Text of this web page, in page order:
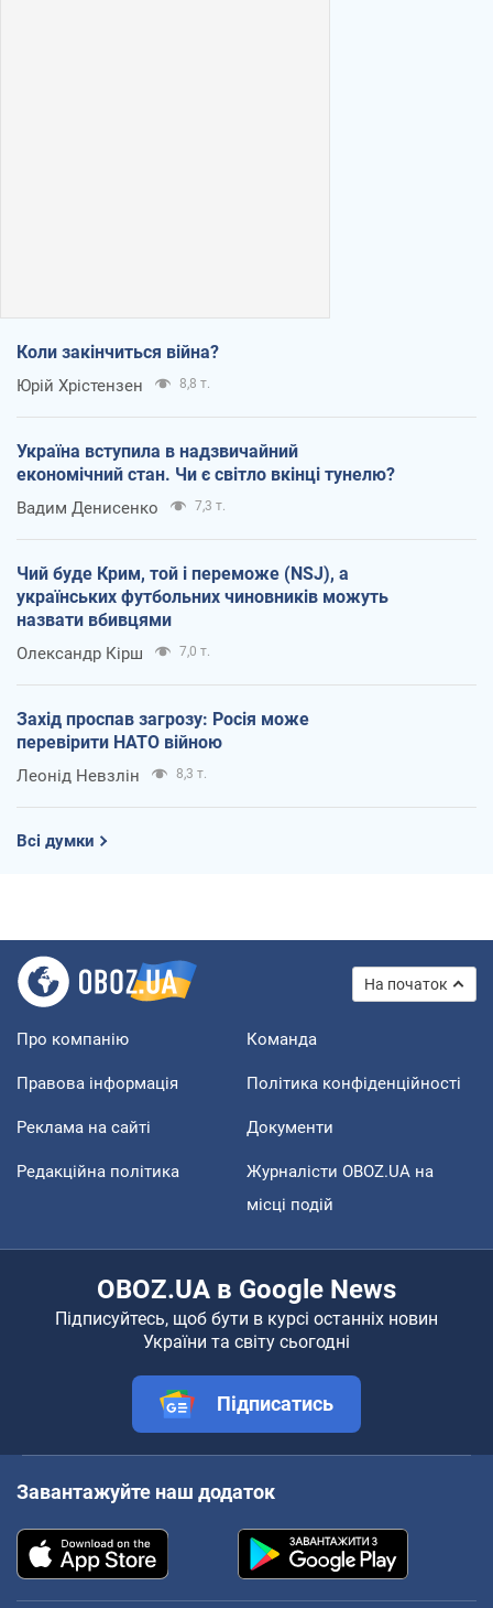
Коли закінчиться війна?
Юрій Хрістензен 8,8 т.
Україна вступила в надзвичайний
економічний стан. Чи є світло вкінці тунелю?
Вадим Денисенко 7,3 т.
Чий буде Крим, той і переможе (NSJ), а
українських футбольних чиновників можуть
назвати вбивцями
Олександр Кірш 7,0 т.
Захід проспав загрозу: Росія може
перевірити НАТО війною
Леонід Невзлін 8,3 т.
Всі думки
На початок
Про компанію Команда
Правова інформація Політика конфіденційності
Реклама на сайті Документи
Редакційна політика
Журналісти OBOZ.UA на
місці подій
OBOZ.UA в Google News
Підписуйтесь, щоб бути в курсі останніх новин
України та світу сьогодні
Підписатись
Завантажуйте наш додаток